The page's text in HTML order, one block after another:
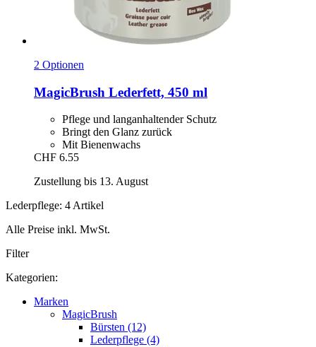
2 Optionen
MagicBrush Lederfett, 450 ml
Pflege und langanhaltender Schutz
Bringt den Glanz zurück
Mit Bienenwachs
CHF 6.55
Zustellung bis 13. August
Lederpflege: 4 Artikel
Alle Preise inkl. MwSt.
Filter
Kategorien:
Marken
MagicBrush
Bürsten (12)
Lederpflege (4)